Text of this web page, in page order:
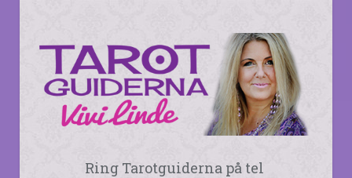
Ring Tarotguiderna på tel